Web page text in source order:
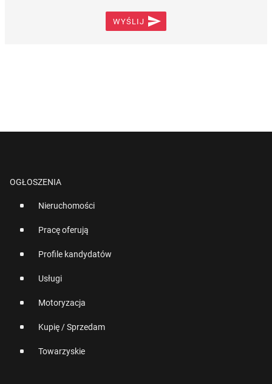
WYŚLIJ 
OGŁOSZENIA
Nieruchomości
Pracę oferują
Profile kandydatów
Usługi
Motoryzacja
Kupię / Sprzedam
Towarzyskie